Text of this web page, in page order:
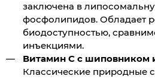
заключена в
фосфолипидов. Обладает
биодоступностью,
инъекциями.
Витамин С с шиповником
Классические природные